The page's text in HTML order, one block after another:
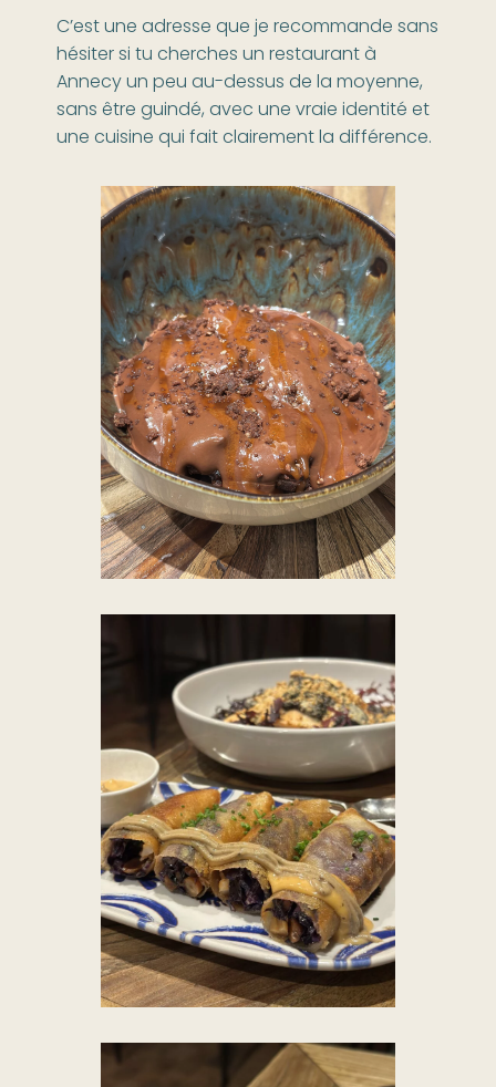
C’est une adresse que je recommande sans
hésiter si tu cherches un restaurant à
Annecy un peu au-dessus de la moyenne,
sans être guindé, avec une vraie identité et
une cuisine qui fait clairement la différence.